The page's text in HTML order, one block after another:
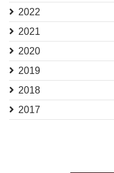
2022
2021
2020
2019
2018
2017